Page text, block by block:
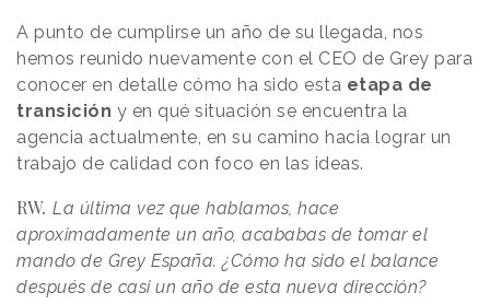
A punto de cumplirse un año de su llegada, nos
hemos reunido nuevamente con el CEO de Grey para
conocer en detalle cómo ha sido esta etapa de
transición y en qué situación se encuentra la
agencia actualmente, en su camino hacia lograr un
trabajo de calidad con foco en las ideas.
RW. La última vez que hablamos, hace
aproximadamente un año, acababas de tomar el
mando de Grey España. ¿Cómo ha sido el balance
después de casi un año de esta nueva dirección?